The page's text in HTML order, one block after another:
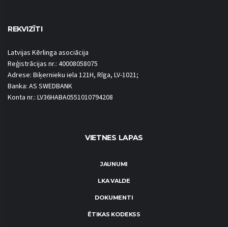
REKVIZĪTI
Latvijas Kērlinga asociācija
Reģistrācijas nr.: 40008058075
Adrese: Biķernieku iela 121H, Rīga, LV-1021;
Banka: AS SWEDBANK
Konta nr.: LV36HABA0551010794208
VIETNES LAPAS
JAUNUMI
LKA VALDE
DOKUMENTI
ĒTIKAS KODEKSS